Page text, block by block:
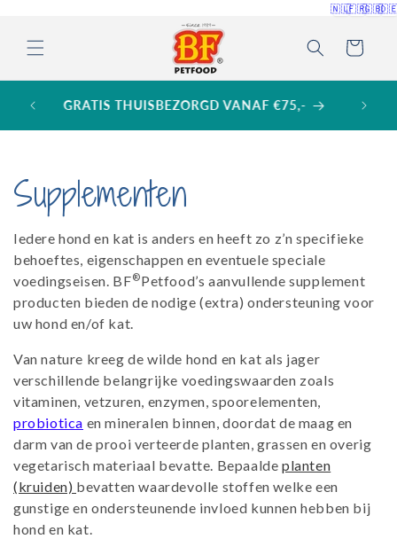
🇳🇱🇫🇷🇬🇧
Winkelwagen
SPAAR VOOR GRATIS VERPAKKING! Zie
Spaarkaart actie
C
o
l
l
e
c
t
i
e
Supplementen
Iedere hond en kat is anders en heeft zo z’n specifieke
behoeftes, eigenschappen en eventuele speciale
voedingseisen. BF®Petfood’s aanvullende supplement
producten bieden de nodige (extra) ondersteuning voor
uw hond en/of kat.
Van nature kreeg de wilde hond en kat als jager
verschillende belangrijke voedingswaarden zoals
vitaminen, vetzuren, enzymen, spoorelementen,
probiotica en mineralen binnen, doordat de maag en
darm van de prooi verteerde planten, grassen en overig
vegetarisch materiaal bevatte. Bepaaldeplanten
(kruiden) bevatten waardevolle stoffen welke een
gunstige en ondersteunende invloed kunnen hebben bij
hond en kat.